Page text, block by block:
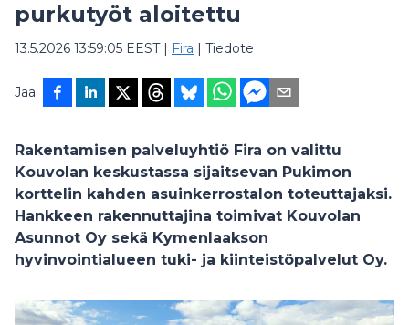
purkutyöt aloitettu
13.5.2026 13:59:05 EEST| Fira | Tiedote
Jaa
Rakentamisen palveluyhtiö Fira on valittu
Kouvolan keskustassa sijaitsevan Pukimon
korttelin kahden asuinkerrostalon toteuttajaksi.
Hankkeen rakennuttajina toimivat Kouvolan
Asunnot Oy sekä Kymenlaakson
hyvinvointialueen tuki- ja kiinteistöpalvelut Oy.